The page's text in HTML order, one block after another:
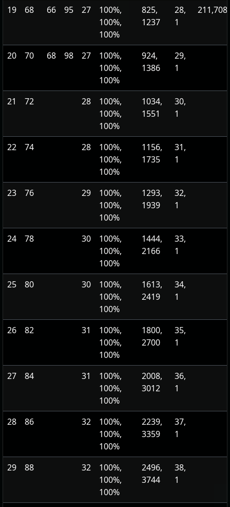
19 68 66 95 27
100%,
100%,
100%
825,
1237
28,
1
20 70 68 98 27
100%,
100%,
100%
924,
1386
29,
1
21 72 28
100%,
100%,
100%
1034,
1551
30,
1
22 74 28
100%,
100%,
100%
1156,
1735
31,
1
23 76 29
100%,
100%,
100%
1293,
1939
32,
1
24 78 30
100%,
100%,
100%
1444,
2166
33,
1
25 80 30
100%,
100%,
100%
1613,
2419
34,
1
26 82 31
100%,
100%,
100%
1800,
2700
35,
1
27 84 31
100%,
100%,
100%
2008,
3012
36,
1
28 86 32
100%,
100%,
100%
2239,
3359
37,
1
29 88 32
100%,
100%,
100%
2496,
3744
38,
1